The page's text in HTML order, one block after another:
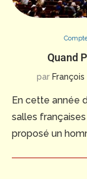
Quand
par
En cette année
salles
proposé un